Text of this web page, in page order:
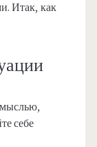
Итак, как
мыслью,
себе